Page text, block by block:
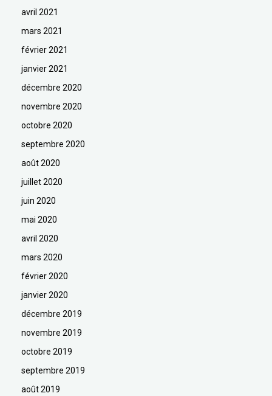
avril 2021
mars 2021
février 2021
janvier 2021
décembre 2020
novembre 2020
octobre 2020
septembre 2020
août 2020
juillet 2020
juin 2020
mai 2020
avril 2020
mars 2020
février 2020
janvier 2020
décembre 2019
novembre 2019
octobre 2019
septembre 2019
août 2019